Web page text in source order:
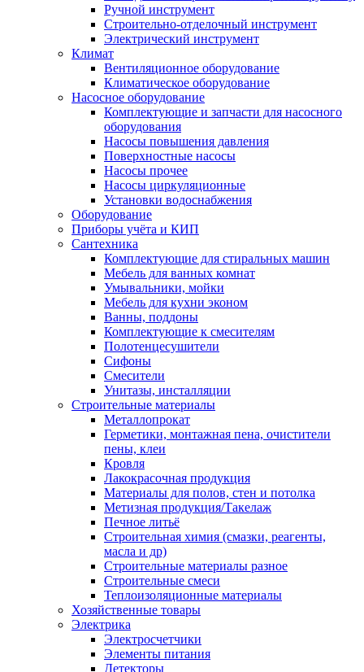
Ручной инструмент
Строительно-отделочный инструмент
Электрический инструмент
Климат
Вентиляционное оборудование
Климатическое оборудование
Насосное оборудование
Комплектующие и запчасти для насосного
оборудования
Насосы повышения давления
Поверхностные насосы
Насосы прочее
Насосы циркуляционные
Установки водоснабжения
Оборудование
Приборы учёта и КИП
Сантехника
Комплектующие для стиральных машин
Мебель для ванных комнат
Умывальники, мойки
Мебель для кухни эконом
Ванны, поддоны
Комплектующие к смесителям
Полотенцесушители
Сифоны
Смесители
Унитазы, инсталляции
Строительные материалы
Металлопрокат
Герметики, монтажная пена, очистители
пены, клеи
Кровля
Лакокрасочная продукция
Материалы для полов, стен и потолка
Метизная продукция/Такелаж
Печное литьё
Строительная химия (смазки, реагенты,
масла и др)
Строительные материалы разное
Строительные смеси
Теплоизоляционные материалы
Хозяйственные товары
Электрика
Электросчетчики
Элементы питания
Детекторы